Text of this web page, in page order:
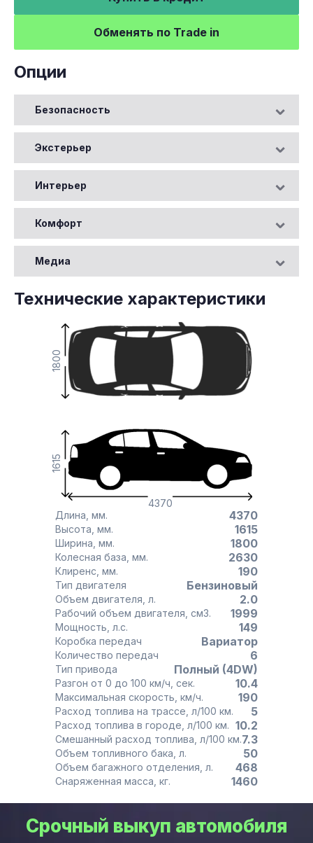
Обменять по Trade in
Опции
Безопасность
Экстерьер
Интерьер
Комфорт
Медиа
Технические характеристики
4370
1615
1800
Длина, мм. 4370
Высота, мм. 1615
Ширина, мм. 1800
Колесная база, мм. 2630
Клиренс, мм. 190
Тип двигателя Бензиновый
Объем двигателя, л. 2.0
Рабочий объем двигателя, см3. 1999
Мощность, л.с. 149
Коробка передач Вариатор
Количество передач 6
Тип привода Полный (4DW)
Разгон от 0 до 100 км/ч, сек. 10.4
Максимальная скорость, км/ч. 190
Расход топлива на трассе, л/100 км. 5
Расход топлива в городе, л/100 км. 10.2
Смешанный расход топлива, л/100 км.7.3
Объем топливного бака, л. 50
Объем багажного отделения, л. 468
Снаряженная масса, кг. 1460
Срочный выкуп автомобиля